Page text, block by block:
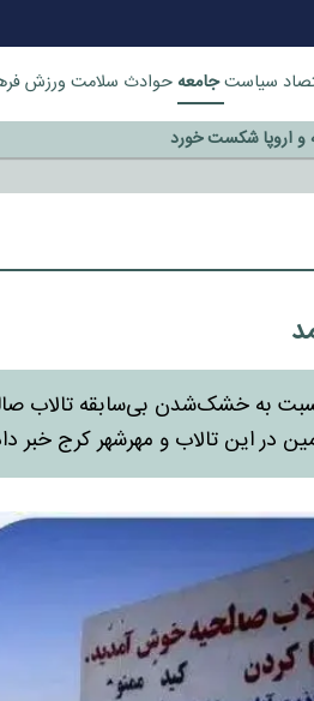
سیاستجامعه حوادث سلامت ورزش
و اروپا شکست خورد
به خشک‌شدن بی‌سابقه تالاب
در این تالاب و مهرشهر کرج خبر